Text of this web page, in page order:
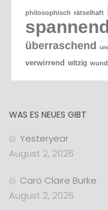
philosophisch rätselhaft
überraschend
verwirrend witzig
WAS ES NEUES GIBT
Yesteryear
August 2, 2026
Caro Claire Burke
August 2, 2026